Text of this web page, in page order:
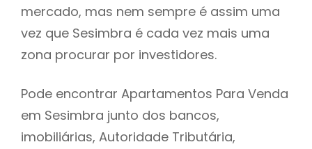
mercado, mas nem sempre é assim uma
vez que Sesimbra é cada vez mais uma
zona procurar por investidores.
Pode encontrar Apartamentos Para Venda
em Sesimbra junto dos bancos,
imobiliárias, Autoridade Tributária,